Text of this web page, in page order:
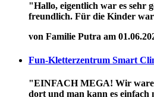
"Hallo, eigentlich war es sehr
freundlich. Für die Kinder war
von Familie Putra am
Fun-Kletterzentrum Smart
"EINFACH MEGA! Wir
dort und man kann es einfach